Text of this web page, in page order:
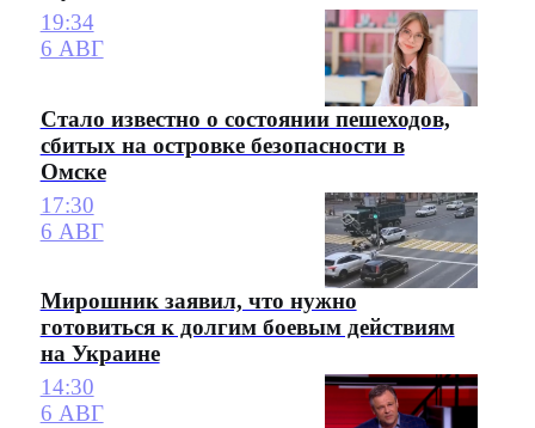
19:34
6 АВГ
Стало известно о состоянии пешеходов,
сбитых на островке безопасности в
Омске
17:30
6 АВГ
Мирошник заявил, что нужно
готовиться к долгим боевым действиям
на Украине
14:30
6 АВГ